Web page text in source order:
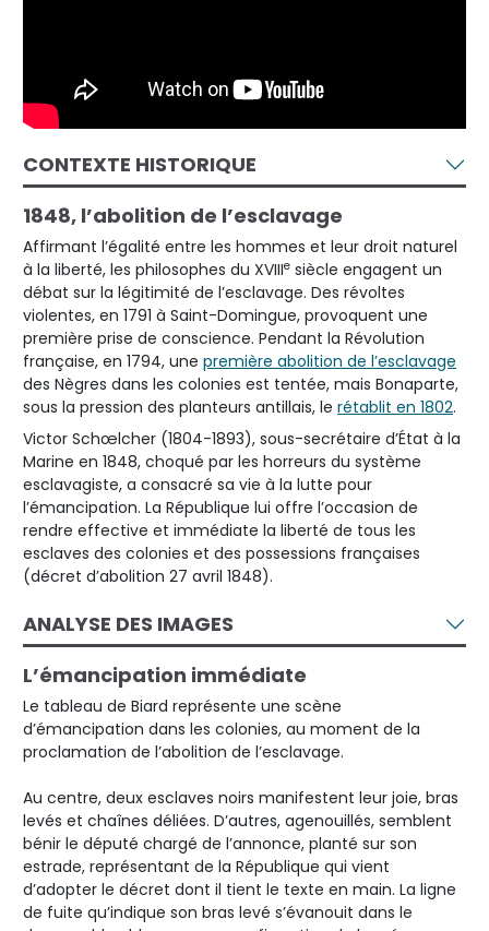
CONTEXTE HISTORIQUE
1848, l’abolition de l’esclavage
Affirmant l’égalité entre les hommes et leur droit naturel
à la liberté, les philosophes du XVIIIe siècle engagent un
débat sur la légitimité de l’esclavage. Des révoltes
violentes, en 1791 à Saint-Domingue, provoquent une
première prise de conscience. Pendant la Révolution
française, en 1794, une première abolition de l’esclavage
des Nègres dans les colonies est tentée, mais Bonaparte,
sous la pression des planteurs antillais, le rétablit en 1802.
Victor Schœlcher (1804-1893), sous-secrétaire d’État à la
Marine en 1848, choqué par les horreurs du système
esclavagiste, a consacré sa vie à la lutte pour
l’émancipation. La République lui offre l’occasion de
rendre effective et immédiate la liberté de tous les
esclaves des colonies et des possessions françaises
(décret d’abolition 27 avril 1848).
ANALYSE DES IMAGES
L’émancipation immédiate
Le tableau de Biard représente une scène
d’émancipation dans les colonies, au moment de la
proclamation de l’abolition de l’esclavage.
Au centre, deux esclaves noirs manifestent leur joie, bras
levés et chaînes déliées. D’autres, agenouillés, semblent
bénir le député chargé de l’annonce, planté sur son
estrade, représentant de la République qui vient
d’adopter le décret dont il tient le texte en main. La ligne
de fuite qu’indique son bras levé s’évanouit dans le